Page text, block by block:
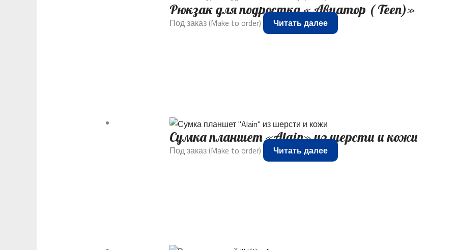
Рюкзак для подростка « Авиатор ( Teen)»
Под заказ (Make to order) Читать далее
Сумка планшет «Alain» из шерсти и кожи
Под заказ (Make to order) Читать далее